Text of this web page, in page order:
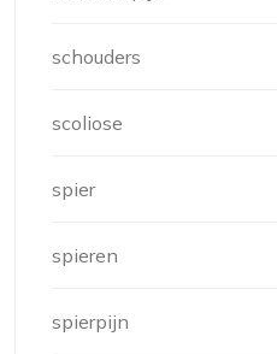
schouders
scoliose
spier
spieren
spierpijn